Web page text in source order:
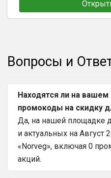
Вопросы и
Находятся ли на
промокоды на скидку
Да, на нашей площадке
и актуальных на Август
«Norveg», включая 0
акций.